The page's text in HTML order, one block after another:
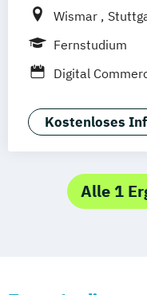
Wismar
Frankfurt am
Nürnberg
Fernstudium
Digital
Kostenloses
Alle 1